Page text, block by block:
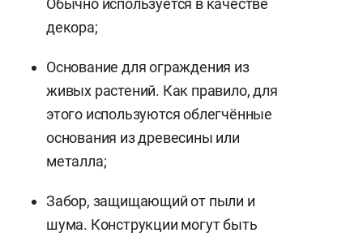
Обычно используется в качестве
декора;
Основание для ограждения из
живых растений. Как правило, для
этого используются облегчённые
основания из древесины или
металла;
Забор, защищающий от пыли и
шума. Конструкции могут быть